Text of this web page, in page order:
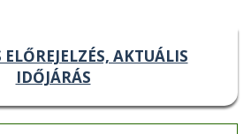
ELŐREJELZÉS, AKTUÁLIS
IDŐJÁRÁS